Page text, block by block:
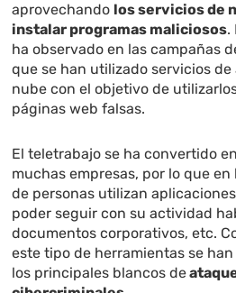
aprovechando los servicios de
instalar programas maliciosos.
ha observado en las campañas
que se han utilizado servicios
nube con el objetivo de
páginas web falsas.
El teletrabajo se ha convertido
muchas empresas, por lo que
de personas utilizan
poder seguir con su actividad
documentos corporativos, etc.
este tipo de herramientas se
los principales blancos de